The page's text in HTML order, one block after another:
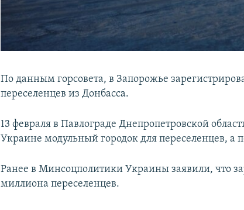
По данным горсовета, в Запорожье
переселенцев из Донбасса.
13 февраля в Павлограде Днепропетровской
Украине модульный городок для переселенцев, а
Ранее в Минсоцполитики Украины заявили, что
миллиона переселенцев.